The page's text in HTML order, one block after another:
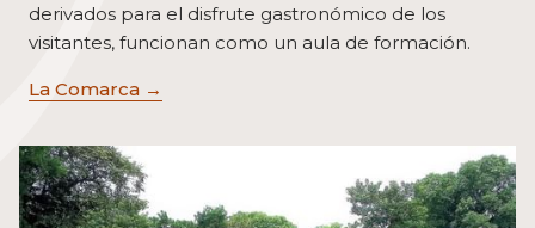
derivados para el disfrute gastronómico de los
visitantes, funcionan como un aula de formación.
La Comarca